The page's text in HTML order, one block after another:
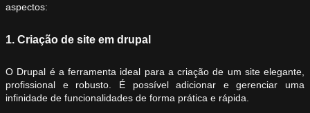
aspectos:
1. Criação de site em drupal
O Drupal é a ferramenta ideal para a criação de um site elegante,
profissional e robusto. É possível adicionar e gerenciar uma
infinidade de funcionalidades de forma prática e rápida.